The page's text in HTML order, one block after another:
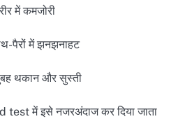
में कमजोरी
पैरों में झनझनाहट
थकान और सुस्ती
test में इसे नजरअंदाज कर दिया जाता